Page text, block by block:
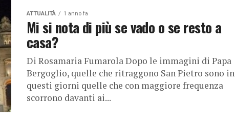
ATTUALITÀ 1 anno fa
Mi si nota di più se vado o se resto a
casa?
Di Rosamaria Fumarola Dopo le immagini di Papa
Bergoglio, quelle che ritraggono San Pietro sono in
questi giorni quelle che con maggiore frequenza
scorrono davanti ai...